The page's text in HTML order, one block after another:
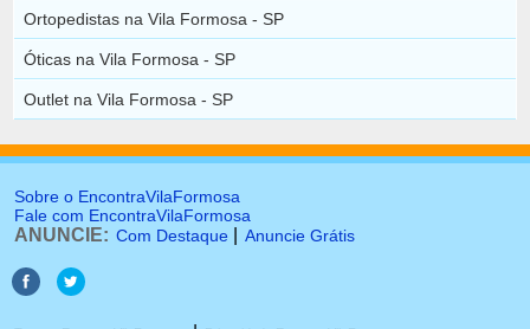
Ortopedistas na Vila Formosa - SP
Óticas na Vila Formosa - SP
Outlet na Vila Formosa - SP
Sobre o EncontraVilaFormosa
Fale com EncontraVilaFormosa
ANUNCIE: Com Destaque Anuncie Grátis